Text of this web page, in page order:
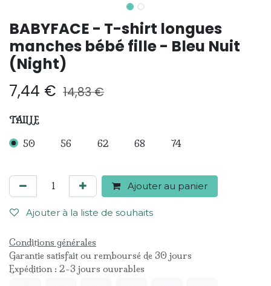
BABYFACE - T-shirt longues
manches bébé fille - Bleu Nuit
(Night)
7,44 € 14,83€
TAILLE
50 56 62 68 74
Ajouter au panier
Ajouter à la liste de souhaits
Conditions générales
Garantie satisfait ou remboursé de 30 jours
Expédition : 2-3 jours ouvrables